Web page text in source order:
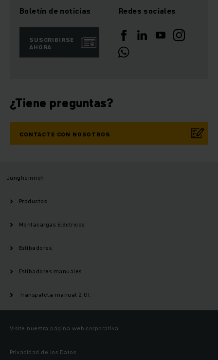
Boletín de noticias
SUSCRIBIRSE
AHORA
Redes sociales
¿Tiene preguntas?
CONTACTE CON NOSOTROS
Jungheinrich
Productos
Montacargas Eléctricos
Estibadores
Estibadores manuales
Transpaleta manual 2,0t
Visite nuestra página web corporativa
Privacidad de los Datos